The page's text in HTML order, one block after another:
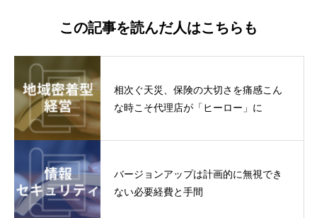
この記事を読んだ人はこちらも
相次ぐ天災、保険の大切さを痛感こん
な時こそ代理店が「ヒーロー」に
バージョンアップは計画的に無視でき
ない必要経費と手間